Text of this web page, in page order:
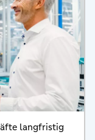
langfristig